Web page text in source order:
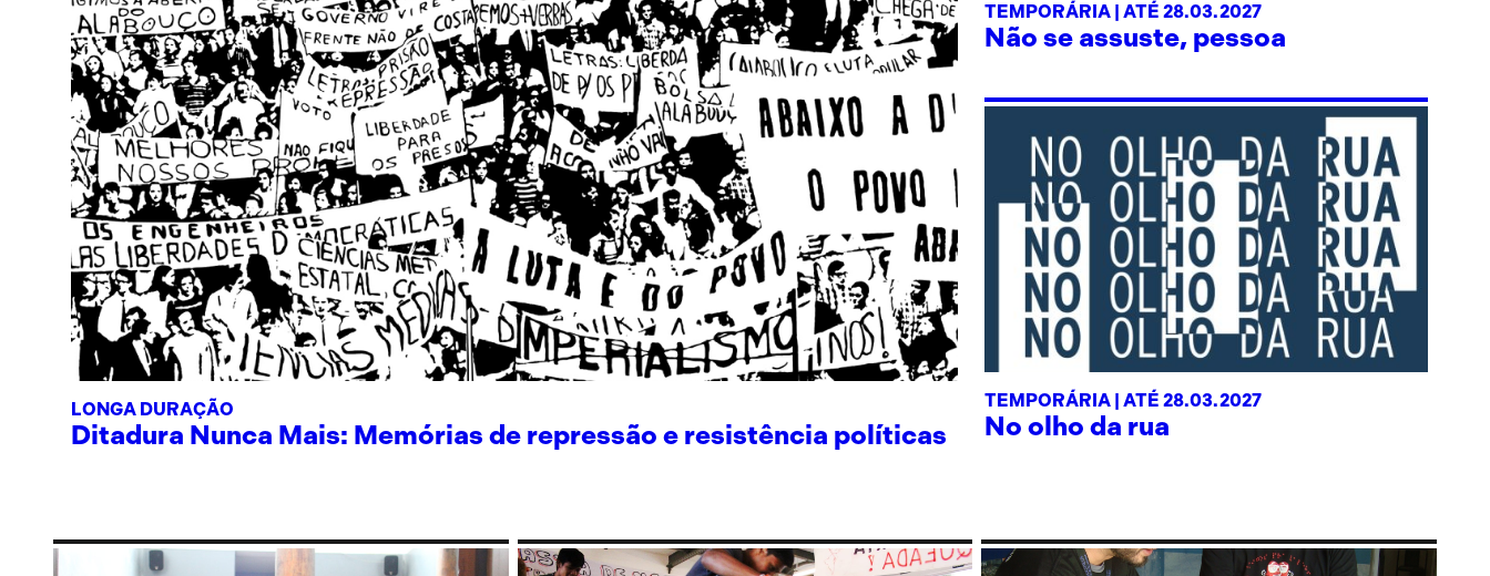
LONGA DURAÇÃO
Ditadura Nunca Mais: Memórias de repressão e resistência políticas
TEMPORÁRIA | ATÉ 28.03.2027
Não se assuste, pessoa
TEMPORÁRIA | ATÉ 28.03.2027
No olho da rua